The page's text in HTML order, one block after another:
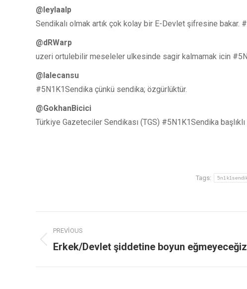
@leylaalp
Sendikalı olmak artık çok kolay bir E-Devlet şifresine bakar.
@dRWarp
uzeri ortulebilir meseleler ulkesinde sagir kalmamak icin
@lalecansu
#5N1K1Sendika çünkü sendika; özgürlüktür.
‏@GokhanBicici
Türkiye Gazeteciler Sendikası (TGS) #5N1K1Sendika
Tags:
PREVIOUS
Erkek/Devlet şiddetine boyun